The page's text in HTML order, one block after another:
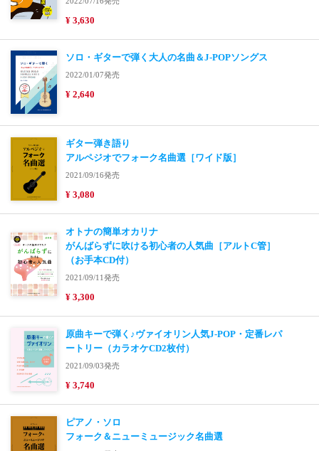
¥ 3,630
ソロ・ギターで弾く大人の名曲＆J-POPソングス
2022/01/07発売
¥ 2,640
ギター弾き語り
アルペジオでフォーク名曲選［ワイド版］
2021/09/16発売
¥ 3,080
オトナの簡単オカリナ
がんばらずに吹ける初心者の人気曲［アルトC管］
（お手本CD付）
2021/09/11発売
¥ 3,300
原曲キーで弾く♪ヴァイオリン人気J-POP・定番レパ
ートリー（カラオケCD2枚付）
2021/09/03発売
¥ 3,740
ピアノ・ソロ
フォーク＆ニューミュージック名曲選